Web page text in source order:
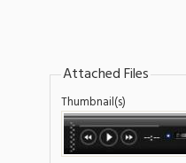
Attached Files
Thumbnail(s)